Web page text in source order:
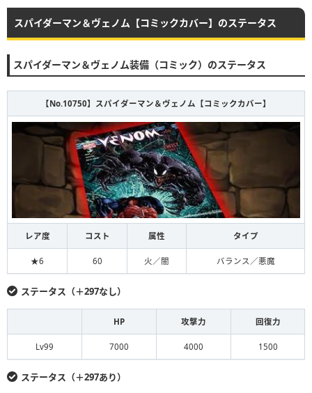
スパイダーマン＆ヴェノム【コミックカバー】のステータス
スパイダーマン＆ヴェノム装備（コミック）のステータス
【No.10750】スパイダーマン＆ヴェノム【コミックカバー】
レア度 コスト 属性 タイプ
★6 60 火／闇 バランス／悪魔
ステータス（＋297なし）
HP 攻撃力 回復力
Lv99 7000 4000 1500
ステータス（＋297あり）